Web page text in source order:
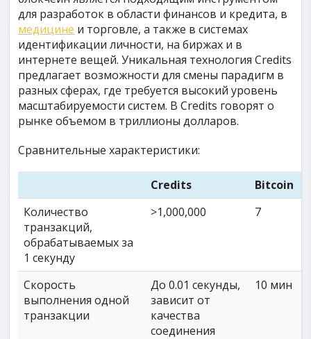
для разработок в области финансов и кредита, в
медицине и торговле, а также в системах
идентификации личности, на биржах и в
интернете вещей. Уникальная технология Credits
предлагает возможности для смены парадигм в
разных сферах, где требуется высокий уровень
масштабируемости систем. В Credits говорят о
рынке объемом в триллионы долларов.
Сравнительные характеристики:
Credits Bitcoin
Количество
транзакций,
обрабатываемых за
1 секунду
>1,000,000 7
Скорость
выполнения одной
транзакции
До 0.01 секунды,
зависит от
качества
соединения
10 мин